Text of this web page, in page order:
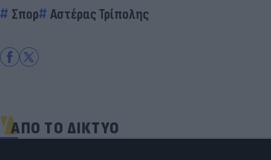
Σπορ Αστέρας Τρίπολης
ΑΠΟ ΤΟ ΔΙΚΤΥΟ